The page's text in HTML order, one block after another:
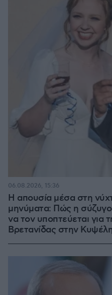
Η απουσία μέσα στη
μηνύματα: Πώς η
να τον υποπτεύεται για
Βρετανίδας στην
06.08.2026, 15:36